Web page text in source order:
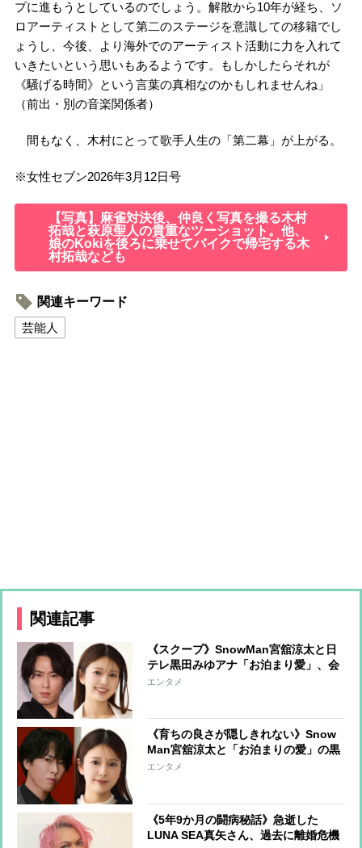
プに進もうとしているのでしょう。解散から10年が経ち、ソ
ロアーティストとして第二のステージを意識しての移籍でし
ょうし、今後、より海外でのアーティスト活動に力を入れて
いきたいという思いもあるようです。もしかしたらそれが
《騒げる時間》という言葉の真相なのかもしれませんね」
（前出・別の音楽関係者）
間もなく、木村にとって歌手人生の「第二幕」が上がる。
※女性セブン2026年3月 12日号
【写真】麻雀対決後、仲良く写真を撮る木村
拓哉と萩原聖人の貴重なツーショット。他、
娘のKokiを後ろに乗せてバイクで帰宅する木
村拓哉なども
関連キーワード
芸能人
関連記事
《スクープ》SnowMan宮舘涼太と日
テレ黒田みゆアナ「お泊まり愛」、会
うのはもっぱら“自宅中心”事務所は
エンタメ
《育ちの良さが隠しきれない》Snow
Man宮舘涼太と「お泊まりの愛」の黒
田アナ「相談相手は中丸雄一の妻」か
エンタメ
《5年9か月の闘病秘話》急逝した
LUNA SEA真矢さん、過去に離婚危機